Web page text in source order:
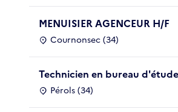
MENUISIER AGENCEUR H/F
Cournonsec (34)
Technicien en bureau d'étude
Pérols (34)